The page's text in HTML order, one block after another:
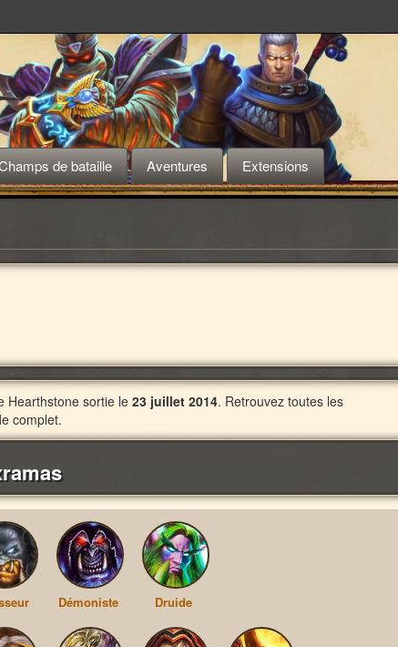
de bataille Aventures Extensions
Hearthstone sortie le23 juillet 2014. Retrouvez toutes les
complet.
Démoniste Druide